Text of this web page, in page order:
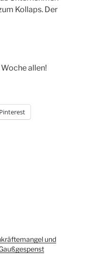
Kollaps. Der
allen!
Pinterest
und